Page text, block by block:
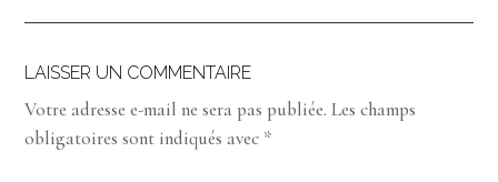
LAISSER UN COMMENTAIRE
Votre adresse e-mail ne sera pas publiée. Les champs
obligatoires sont indiqués avec *